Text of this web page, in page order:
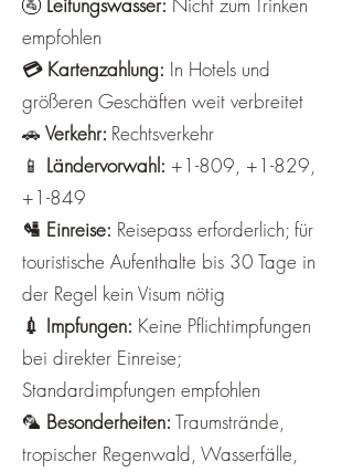
empfohlen
💳 Kartenzahlung: In Hotels und
größeren Geschäften weit verbreitet
🚗 Verkehr: Rechtsverkehr
📱 Ländervorwahl: +1-809, +1-829,
+1-849
🛂 Einreise: Reisepass erforderlich; für
touristische Aufenthalte bis 30 Tage in
der Regel kein Visum nötig
💉 Impfungen: Keine Pflichtimpfungen
bei direkter Einreise;
Standardimpfungen empfohlen
🦜 Besonderheiten: Traumstrände,
tropischer Regenwald, Wasserfälle,